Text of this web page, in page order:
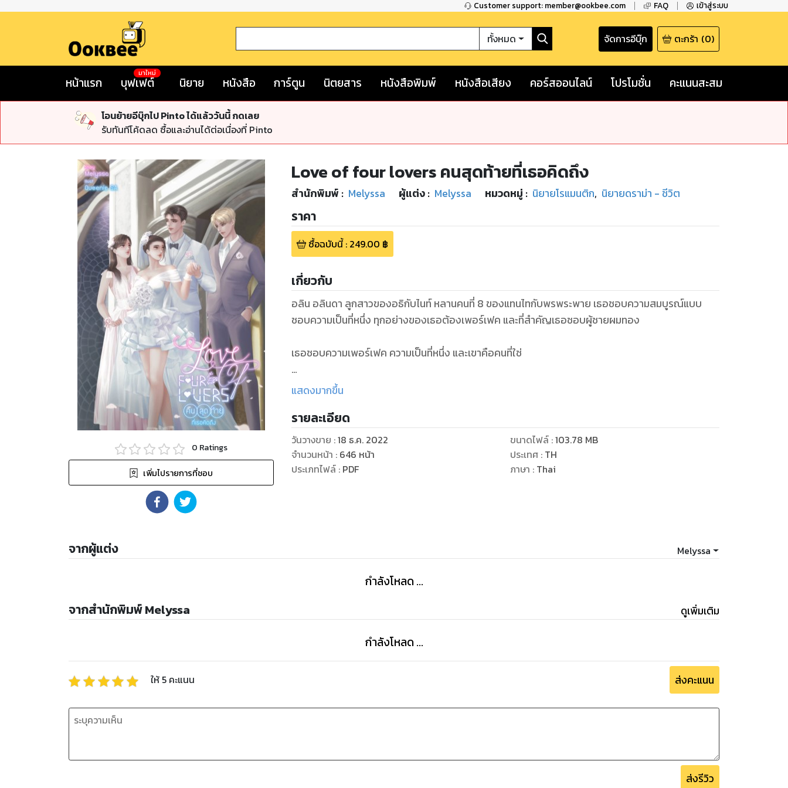
Customer support: member@ookbee.com FAQ เข้าสู่ระบบ
ทั้งหมด จัดการอีบุ๊ก ตะกร้า (0)
หน้าแรก บุฟเฟต์
มาใหม่
นิยาย หนังสือ การ์ตูน นิตยสาร หนังสือพิมพ์ หนังสือเสียง คอร์สออนไลน์ โปรโมชั่น คะแนนสะสม
โอนย้ายอีบุ๊กไป Pinto ได้แล้ววันนี้ กดเลย
รับทันทีโค้ดลด ซื้อและอ่านได้ต่อเนื่องที่ Pinto
0 Ratings
เพิ่มไปรายการที่ชอบ
Love of four lovers คนสุดท้ายที่เธอคิดถึง
สำนักพิมพ์ : Melyssa ผู้แต่ง : Melyssa หมวดหมู่ : นิยายโรแมนติก, นิยายดราม่า - ชีวิต
ราคา
ซื้อฉบับนี้: 249.00 ฿
เกี่ยวกับ
อลิน อลินดา ลูกสาวของอธิกับไนท์ หลานคนที่ 8 ของแทนไทกับพรพระพาย เธอชอบความสมบูรณ์แบบ
ชอบความเป็นที่หนึ่ง ทุกอย่างของเธอต้องเพอร์เฟค และที่สำคัญเธอชอบผู้ชายผมทอง
เธอชอบความเพอร์เฟค ความเป็นที่หนึ่ง และเขาคือคนที่ใช่
หม่าม้า ทุกคนคิดว่าเธอชอบผู้หญิง เพียงเพราะเธอชอบชมความงามของหญิงสาว
เธอเป็นทุกอย่างให้เขา...ยกเว้นคนที่เขารัก
หมายของเขาคือความเป็นที่หนึ่งในทุกสนามแข่ง
เพลย์บอยในคราบนักแข่งรถ คบเผื่อเลือก เลือกจนเกือบจะเสียเธอไป
โรมานซ์ดรามาโรแมนติกแอบรักครอบครัว
แสดงมากขึ้น
รายละเอียด
วันวางขาย :18 ธ.ค. 2022
จำนวนหน้า : 646 หน้า
ประเภทไฟล์: PDF
ขนาดไฟล์:103.78 MB
ประเทศ : TH
ภาษา : Thai
จากผู้แต่ง Melyssa
กำลังโหลด ...
จากสำนักพิมพ์ Melyssa ดูเพิ่มเติม
กำลังโหลด ...
ให้ 5 คะแนน ส่งคะแนน
ส่งรีวิว